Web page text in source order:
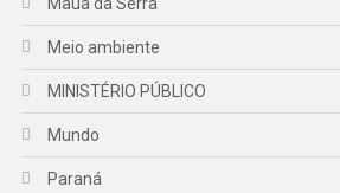
Meio ambiente
MINISTÉRIO PÚBLICO
Mundo
Paraná